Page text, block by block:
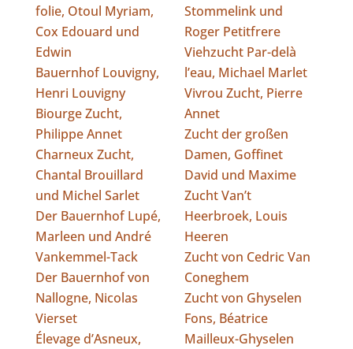
folie, Otoul Myriam,
Cox Edouard und
Edwin
Bauernhof Louvigny,
Henri Louvigny
Biourge Zucht,
Philippe Annet
Charneux Zucht,
Chantal Brouillard
und Michel Sarlet
Der Bauernhof Lupé,
Marleen und André
Vankemmel-Tack
Der Bauernhof von
Nallogne, Nicolas
Vierset
Élevage d’Asneux,
Stommelink und
Roger Petitfrere
Viehzucht Par-delà
l’eau, Michael Marlet
Vivrou Zucht, Pierre
Annet
Zucht der großen
Damen, Goffinet
David und Maxime
Zucht Van’t
Heerbroek, Louis
Heeren
Zucht von Cedric Van
Coneghem
Zucht von Ghyselen
Fons, Béatrice
Mailleux-Ghyselen